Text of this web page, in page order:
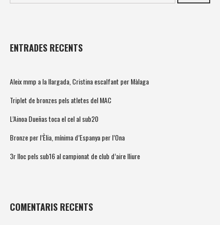
ENTRADES RECENTS
Aleix mmp a la llargada, Cristina escalfant per Màlaga
Triplet de bronzes pels atletes del MAC
L’Ainoa Dueñas toca el cel al sub20
Bronze per l’Èlia, mínima d’Espanya per l’Ona
3r lloc pels sub16 al campionat de club d’aire lliure
COMENTARIS RECENTS